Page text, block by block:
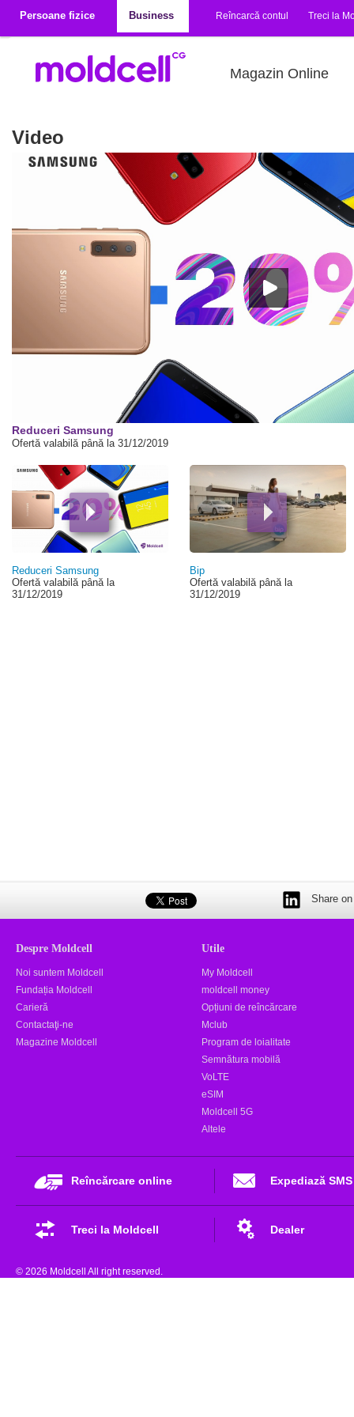
Persoane fizice
Business Reîncarcă contul Treci la
Magazin Online
Video
Reduceri Samsung
Ofertă valabilă până la 31/12/2019
Reduceri Samsung
Ofertă valabilă până la
31/12/2019
Bip
Ofertă valabilă până la
31/12/2019
Share
Despre Moldcell
Noi suntem Moldcell
Fundația Moldcell
Carieră
Contactaţi-ne
Magazine Moldcell
Utile
My Moldcell
moldcell money
Opțiuni de reîncărcare
Mclub
Program de loialitate
Semnătura mobilă
VoLTE
eSIM
Moldcell 5G
Altele
Reîncărcare online Expediază SMS
Treci la Moldcell Dealer
© 2026 Moldcell All right reserved.